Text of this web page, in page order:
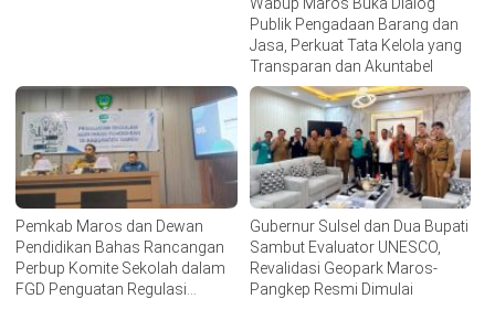
Publik Pengadaan Barang dan
Jasa, Perkuat Tata Kelola yang
Transparan dan Akuntabel
Pemkab Maros dan Dewan
Pendidikan Bahas Rancangan
Perbup Komite Sekolah dalam
FGD Penguatan Regulasi
Gubernur Sulsel dan Dua Bupati
Sambut Evaluator UNESCO,
Revalidasi Geopark Maros-
Pangkep Resmi Dimulai